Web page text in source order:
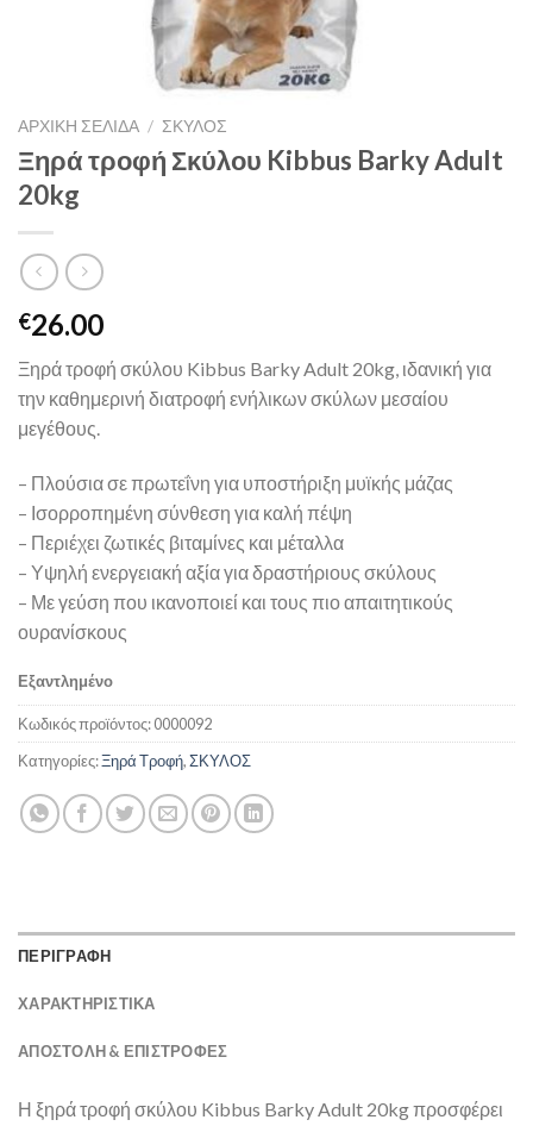
ΑΡΧΙΚΉ ΣΕΛΊΔΑ / ΣΚΥΛΟΣ
Ξηρά τροφή Σκύλου Kibbus Barky Adult
20kg
€26.00
Ξηρά τροφή σκύλου Kibbus Barky Adult 20kg, ιδανική για
την καθημερινή διατροφή ενήλικων σκύλων μεσαίου
μεγέθους.
– Πλούσια σε πρωτεΐνη για υποστήριξη μυϊκής μάζας
– Ισορροπημένη σύνθεση για καλή πέψη
– Περιέχει ζωτικές βιταμίνες και μέταλλα
– Υψηλή ενεργειακή αξία για δραστήριους σκύλους
– Με γεύση που ικανοποιεί και τους πιο απαιτητικούς
ουρανίσκους
Εξαντλημένο
Κωδικός προϊόντος:0000092
Κατηγορίες:Ξηρά Τροφή,ΣΚΥΛΟΣ
ΠΕΡΙΓΡΑΦΗ
ΧΑΡΑΚΤΗΡΙΣΤΙΚΑ
ΑΠΟΣΤΟΛΉ & ΕΠΙΣΤΡΟΦΈΣ
Η ξηρά τροφή σκύλου Kibbus Barky Adult 20kg προσφέρει